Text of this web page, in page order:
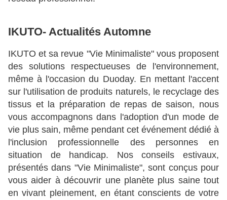
IKUTO- Actualités Automne
IKUTO et sa revue "Vie Minimaliste" vous proposent
des solutions respectueuses de l'environnement,
même à l'occasion du Duoday. En mettant l'accent
sur l'utilisation de produits naturels, le recyclage des
tissus et la préparation de repas de saison, nous
vous accompagnons dans l'adoption d'un mode de
vie plus sain, même pendant cet événement dédié à
l'inclusion professionnelle des personnes en
situation de handicap. Nos conseils estivaux,
présentés dans "Vie Minimaliste", sont conçus pour
vous aider à découvrir une planète plus saine tout
en vivant pleinement, en étant conscients de votre